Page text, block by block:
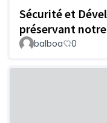
Sécurité et
préservant
balboa 0